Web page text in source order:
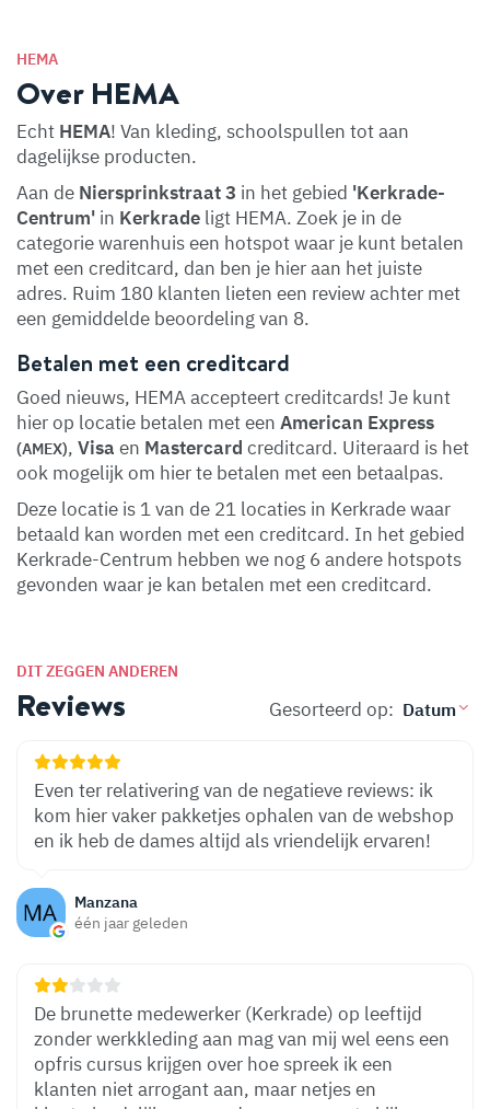
HEMA
Over HEMA
Echt HEMA! Van kleding, schoolspullen tot aan
dagelijkse producten.
Aan de Niersprinkstraat 3 in het gebied 'Kerkrade-
Centrum' in Kerkrade ligt HEMA. Zoek je in de
categorie warenhuis een hotspot waar je kunt betalen
met een creditcard, dan ben je hier aan het juiste
adres. Ruim 180 klanten lieten een review achter met
een gemiddelde beoordeling van 8.
Betalen met een creditcard
Goed nieuws, HEMA accepteert creditcards! Je kunt
hier op locatie betalen met een American Express
(AMEX), Visa en Mastercard creditcard. Uiteraard is het
ook mogelijk om hier te betalen met een betaalpas.
Deze locatie is 1 van de 21 locaties in Kerkrade waar
betaald kan worden met een creditcard. In het gebied
Kerkrade-Centrum hebben we nog 6 andere hotspots
gevonden waar je kan betalen met een creditcard.
DIT ZEGGEN ANDEREN
Reviews Gesorteerd op:
Manzana
één jaar geleden
Even ter relativering van de negatieve reviews: ik
kom hier vaker pakketjes ophalen van de webshop
en ik heb de dames altijd als vriendelijk ervaren!
De brunette medewerker (Kerkrade) op leeftijd
zonder werkkleding aan mag van mij wel eens een
opfris cursus krijgen over hoe spreek ik een
klanten niet arrogant aan, maar netjes en